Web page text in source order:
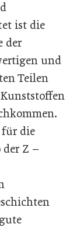
ist die
der
und
Teilen
die
Z –